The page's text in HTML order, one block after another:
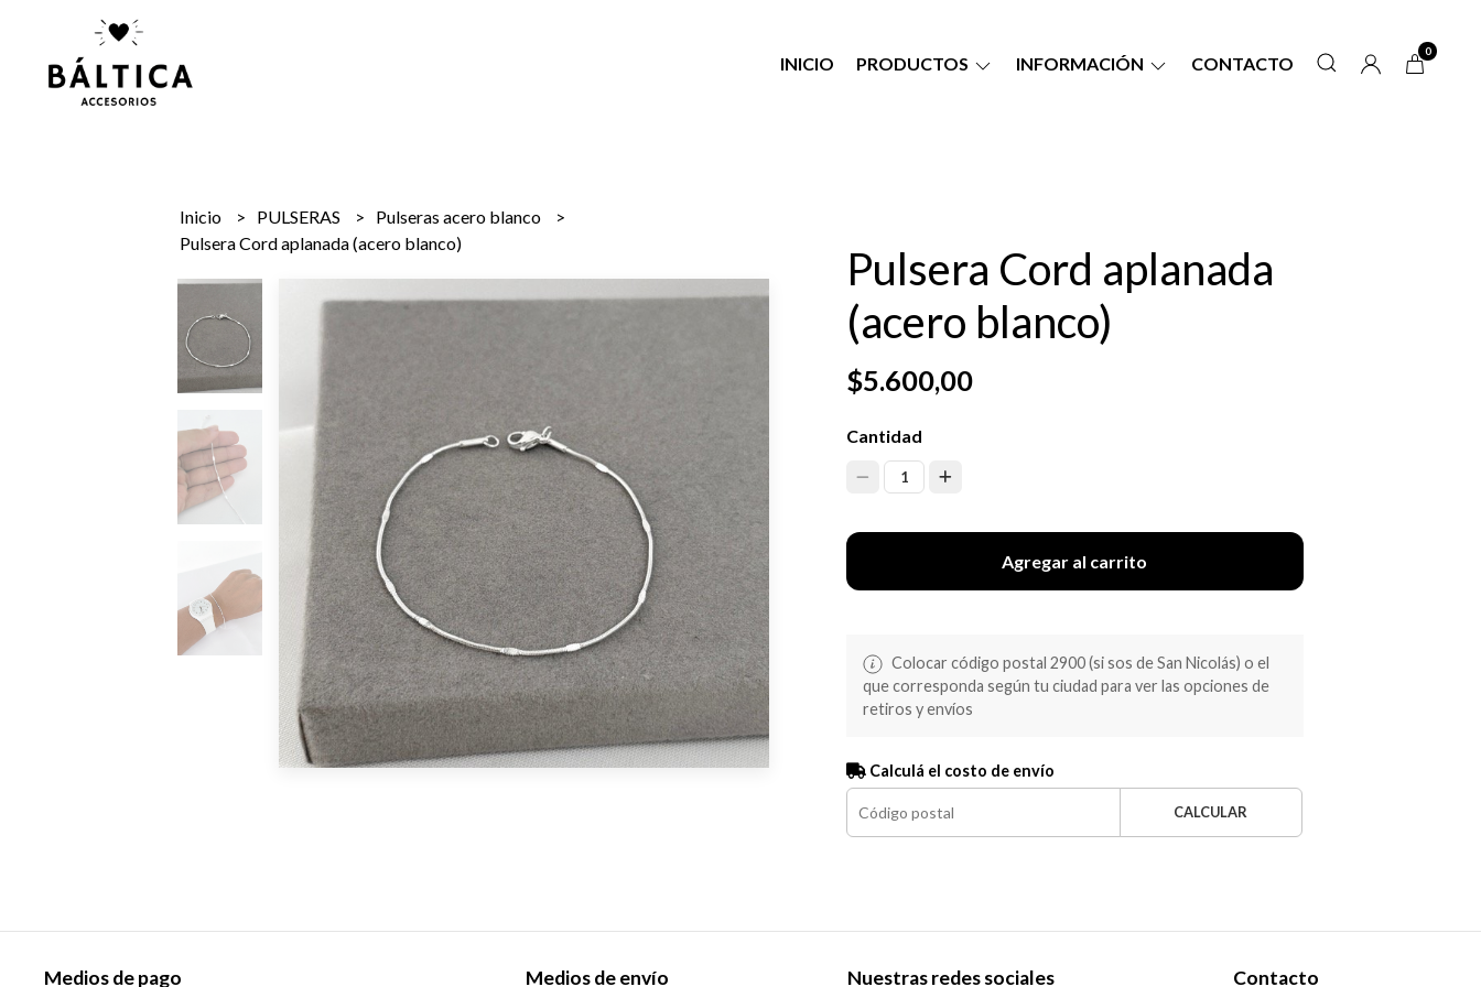
INICIO PRODUCTOS INFORMACIÓN CONTACTO
0
Inicio PULSERAS
Pulseras acero blanco
Pulsera Cord aplanada (acero blanco)
Pulsera Cord aplanada
(acero blanco)
$5.600,00
Cantidad
1
Agregar al carrito
Colocar código postal 2900 (si sos de San Nicolás) o el
que corresponda según tu ciudad para ver las opciones de
retiros y envíos
Calculá el costo de envío
CALCULAR
Medios de pago Medios de envío Nuestras redes sociales Contacto